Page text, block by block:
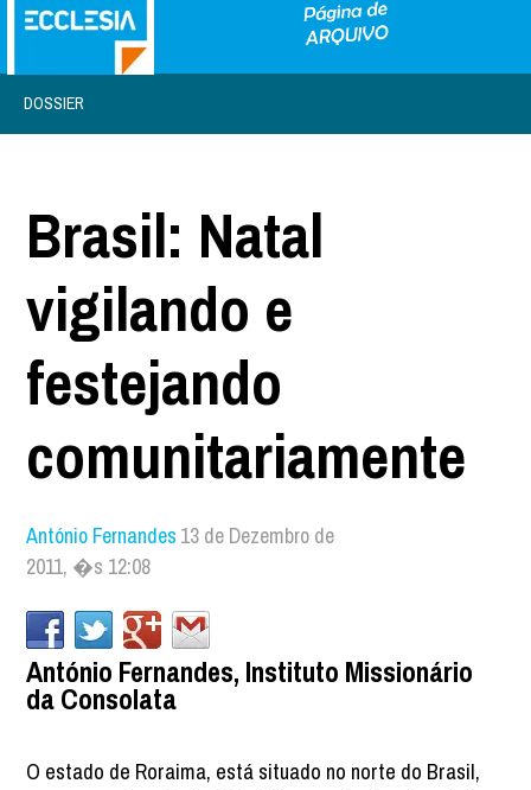
DOSSIER
Brasil: Natal
vigilando e
festejando
comunitariamente
António Fernandes 13 de Dezembro de
2011, �s 12:08
António Fernandes, Instituto Missionário
da Consolata
O estado de Roraima, está situado no norte do Brasil,